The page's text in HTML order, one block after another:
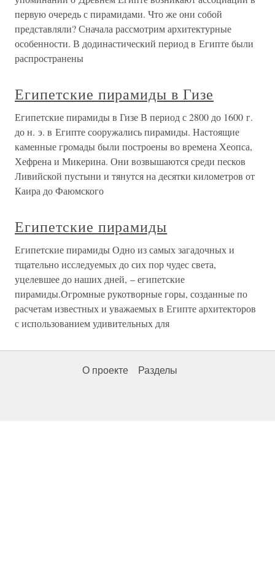
первую очередь с пирамидами. Что же они собой
представляли? Сначала рассмотрим архитектурные
особенности. В додинастический период в Египте были
распространены
Египетские пирамиды в Гизе
Египетские пирамиды в Гизе В период с 2800 до 1600 г.
до н. э. в Египте сооружались пирамиды. Настоящие
каменные громады были построены во времена Хеопса,
Хефрена и Микерина. Они возвышаются среди песков
Ливийской пустыни и тянутся на десятки километров от
Каира до Фаюмского
Египетские пирамиды
Египетские пирамиды Одно из самых загадочных и
тщательно исследуемых до сих пор чудес света,
уцелевшее до наших дней, – египетские
пирамиды.Огромные рукотворные горы, созданные по
расчетам известных и уважаемых в Египте архитекторов
с использованием удивительных для
О проекте Разделы